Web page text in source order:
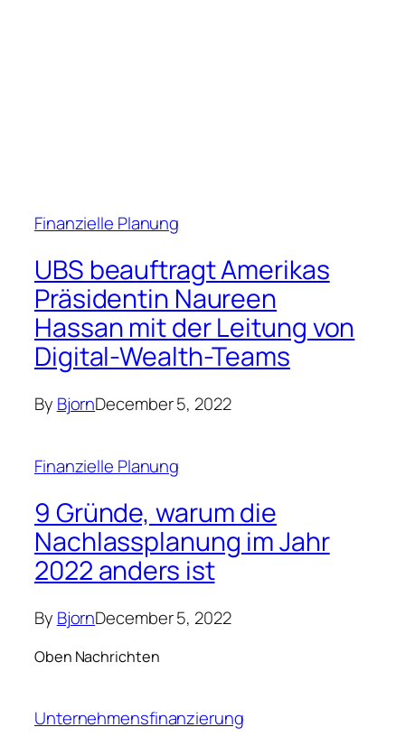
Finanzielle Planung
UBS beauftragt Amerikas
Präsidentin Naureen
Hassan mit der Leitung von
Digital-Wealth-Teams
By BjornDecember 5, 2022
Finanzielle Planung
9 Gründe, warum die
Nachlassplanung im Jahr
2022 anders ist
By BjornDecember 5, 2022
Oben Nachrichten
Unternehmensfinanzierung